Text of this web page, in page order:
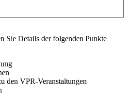
Sie Details der folgenden Punkte
den VPR-Veranstaltungen